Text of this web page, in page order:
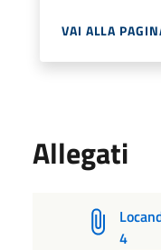
VAI ALLA
Allegati
4